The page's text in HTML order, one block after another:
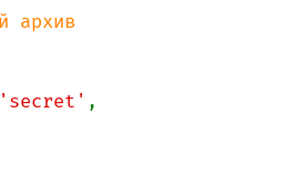
'secret' ,